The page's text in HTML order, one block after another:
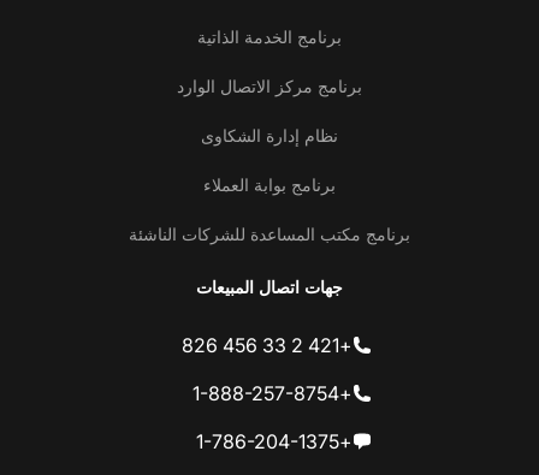
برنامج الخدمة الذاتية
برنامج مركز الاتصال الوارد
نظام إدارة الشكاوى
برنامج بوابة العملاء
برنامج مكتب المساعدة للشركات الناشئة
جهات اتصال المبيعات
+421 2 33 456 826
+1-888-257-8754
+1-786-204-1375